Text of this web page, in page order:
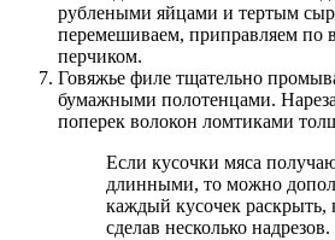
рублеными яйцами и тертым
перемешиваем, приправляем по
перчиком.
Говяжье филе тщательно
бумажными полотенцами.
поперек волокон ломтиками
Если кусочки мяса
длинными, то можно
каждый кусочек раскрыть,
сделав несколько надрезов.